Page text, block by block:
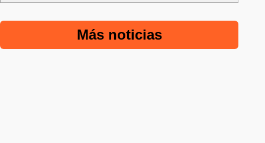
Más noticias